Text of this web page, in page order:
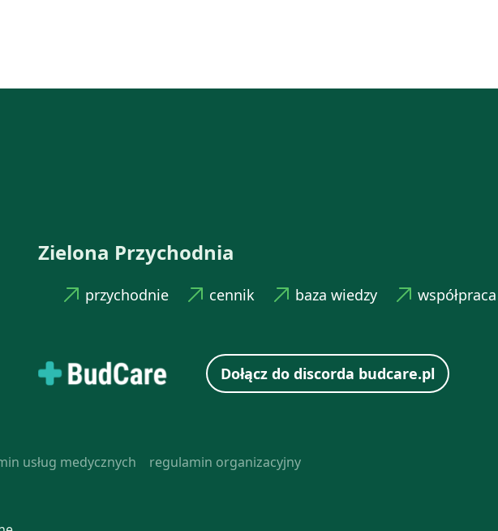
Zielona Przychodnia
przychodnie cennik baza wiedzy współpraca
Dołącz do discorda budcare.pl
usług medycznych regulamin organizacyjny